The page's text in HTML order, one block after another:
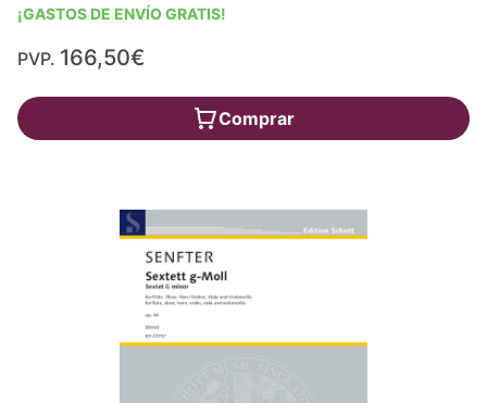
¡GASTOS DE ENVÍO GRATIS!
PVP. 166,50€
Comprar